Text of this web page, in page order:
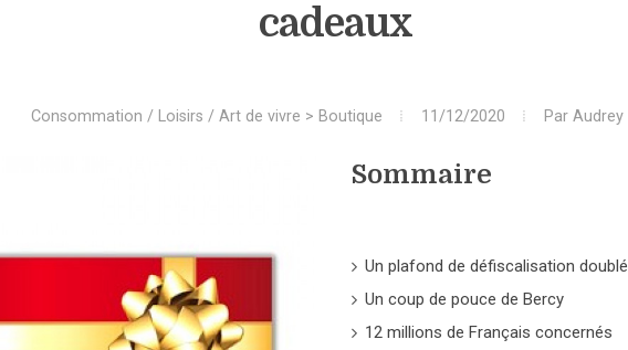
cadeaux
Consommation / Loisirs / Art de vivre > Boutique 11/12/2020 Par Audrey
Sommaire
Un plafond de défiscalisation doublé
Un coup de pouce de Bercy
12 millions de Français concernés